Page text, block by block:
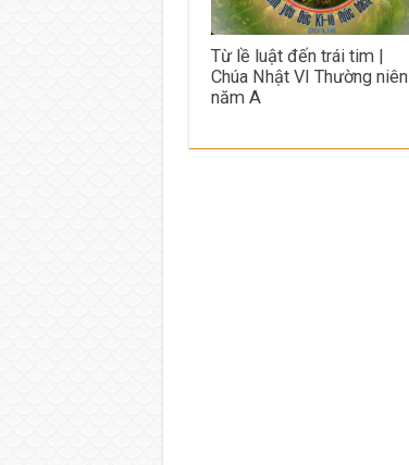
Từ lề luật đến trái tim |
Chúa Nhật VI Thường niên
năm A